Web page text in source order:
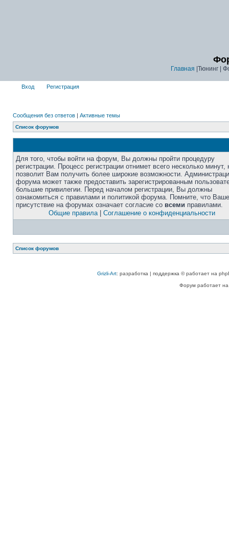
Главная |Тюнинг |
Вход Регистрация
Сообщения без ответов | Активные темы
Список форумов
Для того, чтобы войти на форум, Вы должны пройти процедуру
регистрации. Процесс регистрации отнимет всего несколько минут,
позволит Вам получить более широкие возможности.
форума может также предоставить зарегистрированным
большие привилегии. Перед началом регистрации, Вы должны
ознакомиться с правилами и политикой форума. Помните, что Ваше
присутствие на форумах означает согласие со всеми правилами.
Общие правила| Соглашение о конфиденциальности
Список форумов
Grizli-Art: разработка | поддержка © работает на
Форум работает